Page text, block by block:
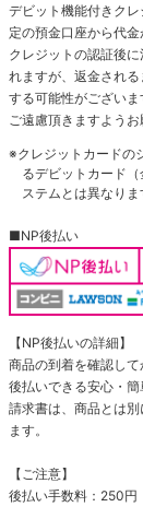
デビット機能付きク
定の預金口座から代金
クレジットの認証後
れますが、返金され
する可能性がござい
ご遠慮頂きますようお
※クレジットカードの
るデビットカード
ステムとは異なりま
■NP後払い
【NP後払いの詳細】
商品の到着を確認し
後払いできる安心・簡
請求書は、商品とは
ます。
【ご注意】
後払い手数料：250円